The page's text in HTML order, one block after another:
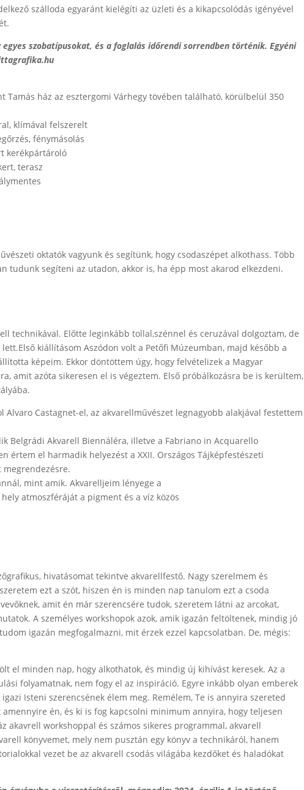
szálloda egyaránt kielégíti az üzleti és a kikapcsolódás igényével
szobatípusokat, és a foglalás időrendi sorrendben történik. Egyéni
ház az esztergomi Várhegy tövében található, körülbelül 350
klímával felszerelt
fénymásolás
kerékpártároló
terasz
oktatók vagyunk és segítünk, hogy csodaszépet alkothass. Több
tudunk segíteni az utadon, akkor is, ha épp most akarod elkezdeni.
technikával. Előtte leginkább tollal,szénnel és ceruzával dolgoztam, de
kiállításom Aszódon volt a Petőfi Múzeumban, majd később a
képeim. Ekkor döntöttem úgy, hogy felvételizek a Magyar
amit azóta sikeresen el is végeztem. Első próbálkozásra be is kerültem,
Castagnet-el, az akvarellművészet legnagyobb alakjával festettem
Belgrádi Akvarell Biennáléra, illetve a Fabriano in Acquarello
értem el harmadik helyezést a XXII. Országos Tájképfestészeti
mint amik. Akvarelljeim lényege a
atmoszféráját a pigment és a víz közös
hivatásomat tekintve akvarellfestő. Nagy szerelmem és
ezt a szót, hiszen én is minden nap tanulom ezt a csoda
amit én már szerencsére tudok, szeretem látni az arcokat,
A személyes workshopok azok, amik igazán feltöltenek, mindig jó
igazán megfogalmazni, mit érzek ezzel kapcsolatban. De, mégis:
el minden nap, hogy alkothatok, és mindig új kihívást keresek. Az a
folyamatnak, nem fogy el az inspiráció. Egyre inkább olyan emberek
Isteni szerencsének élem meg. Remélem, Te is annyira szereted
én, és ki is fog kapcsolni minimum annyira, hogy teljesen
akavrell workshoppal és számos sikeres programmal, akvarell
könyvemet, mely nem pusztán egy könyv a technikáról, hanem
vezet be az akvarell csodás világába kezdőket és haladókat